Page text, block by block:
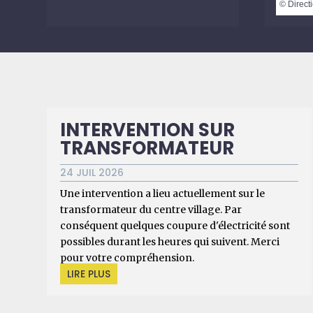
©
INTERVENTION SUR
TRANSFORMATEUR
24 JUIL 2026
Une intervention a lieu actuellement sur le
transformateur du centre village. Par
conséquent quelques coupure d'électricité sont
possibles durant les heures qui suivent. Merci
pour votre compréhension.
LIRE PLUS